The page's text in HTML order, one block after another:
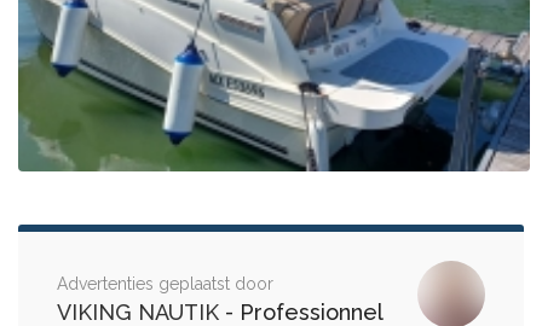
Advertenties geplaatst door
VIKING NAUTIK - Professionnel